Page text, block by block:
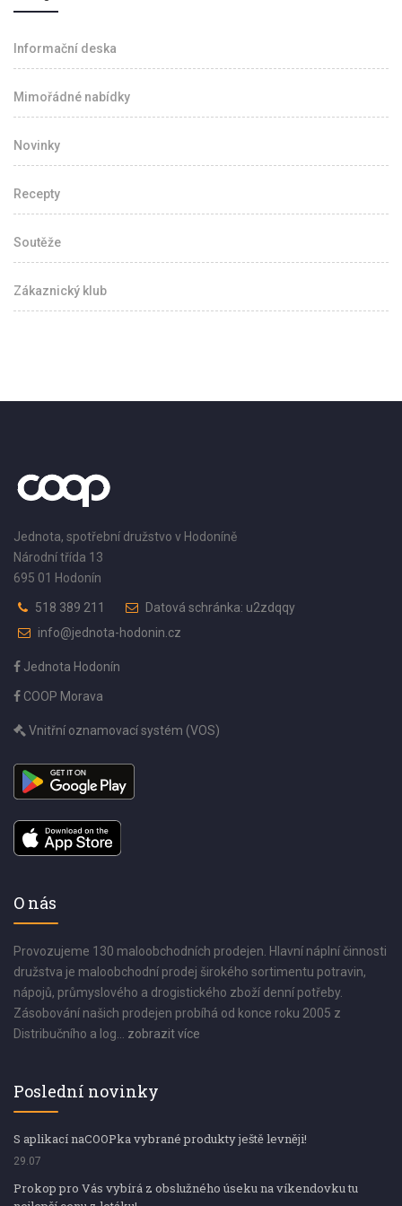
Informační deska
Mimořádné nabídky
Novinky
Recepty
Soutěže
Zákaznický klub
Jednota, spotřební družstvo v Hodoníně
Národní třída 13
695 01 Hodonín
518 389 211
Datová schránka: u2zdqqy
info@jednota-hodonin.cz
Jednota Hodonín
COOP Morava
Vnitřní oznamovací systém (VOS)
O nás
Provozujeme 130 maloobchodních prodejen. Hlavní náplní činnosti
družstva je maloobchodní prodej širokého sortimentu potravin,
nápojů, průmyslového a drogistického zboží denní potřeby.
Zásobování našich prodejen probíhá od konce roku 2005 z
Distribučního a log... zobrazit více
Poslední novinky
S aplikací naCOOPka vybrané produkty ještě levněji!
29.07
Prokop pro Vás vybírá z obslužného úseku na víkendovku tu